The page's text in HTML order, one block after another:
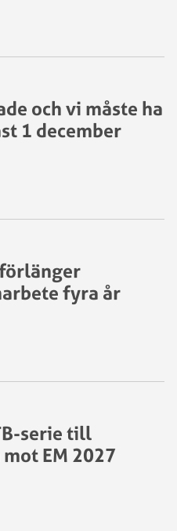
och vi måste ha
1 december
förlänger
fyra år
serie till
EM 2027